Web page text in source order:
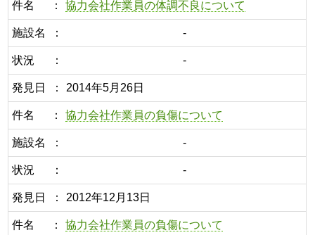
件名 協力会社作業員の体調不良について
施設名 -
状況 -
発見日 2014年5月26日
件名 協力会社作業員の負傷について
施設名 -
状況 -
発見日 2012年12月13日
件名 協力会社作業員の負傷について